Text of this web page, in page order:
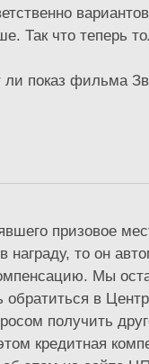
Так что теперь
ли показ фильма
призовое
награду, то он
Мы
обратиться в
получить
кредитная